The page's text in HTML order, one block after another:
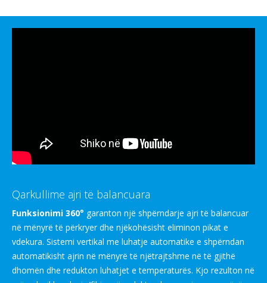
Qarkullime ajri të balancuara
Funksionimi 360° garanton një shpërndarje ajri të balancuar
në mënyrë të përkryer dhe njëkohësisht eliminon pikat e
vdekura. Sistemi vertikal me luhatje automatike e shpërndan
automatikisht ajrin në mënyrë të njëtrajtshme në të gjithë
dhomën dhe redukton luhatjet e temperaturës. Kjo rezulton në